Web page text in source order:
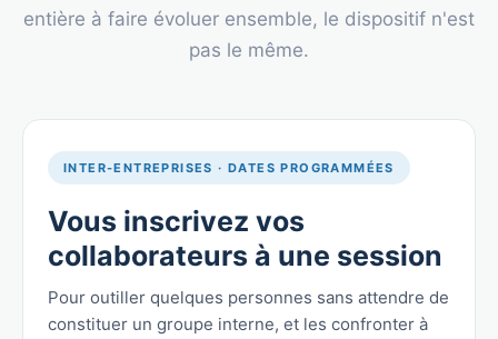
entière à faire évoluer ensemble, le dispositif n'est
pas le même.
INTER-ENTREPRISES · DATES PROGRAMMÉES
Vous inscrivez vos
collaborateurs à une session
Pour outiller quelques personnes sans attendre de
constituer un groupe interne, et les confronter à